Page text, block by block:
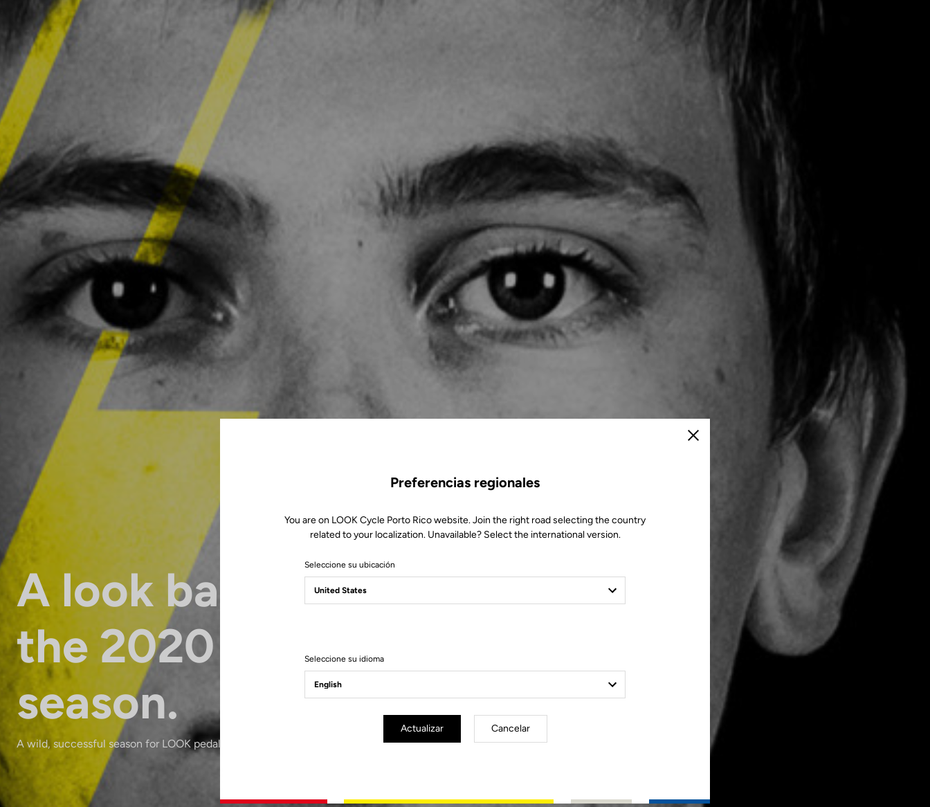
A look back on
the 2020
season.
A wild, successful season for LOOK pedals
Cerrar
Preferencias regionales
You are on LOOK Cycle Porto Rico website. Join the right road selecting the country
related to your localization. Unavailable? Select the international version.
Seleccione su ubicación
Seleccione su idioma
Actualizar Cancelar